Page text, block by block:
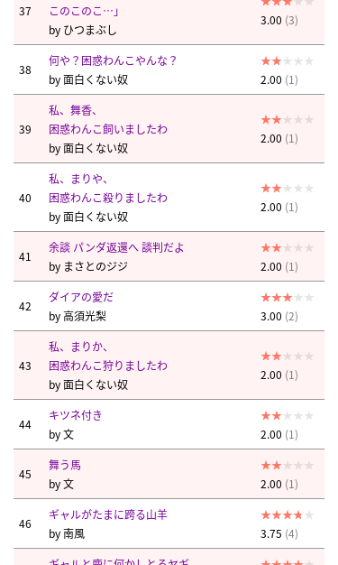
37
このこのこ…」
by ひつまぶし
3.00 (3)
38
何や？困惑わんこやんな？
by面白くない奴 2.00 (1)
39
私、舞香、
困惑わんこ飼いましたわ
by面白くない奴
2.00 (1)
40
私、まりや、
困惑わんこ殺りましたわ
by面白くない奴
2.00 (1)
41
余談 パンダ返還へ 談判だよ
by まさとのジジ 2.00 (1)
42
ダイアの愛だ
by高須光梨 3.00 (2)
43
私、まりか、
困惑わんこ狩りましたわ
by面白くない奴
2.00 (1)
44
キツネ付き
by文 2.00 (1)
45
舞う馬
by文 2.00 (1)
46
ギャルがたまに跨る山羊
by南風 3.75 (4)